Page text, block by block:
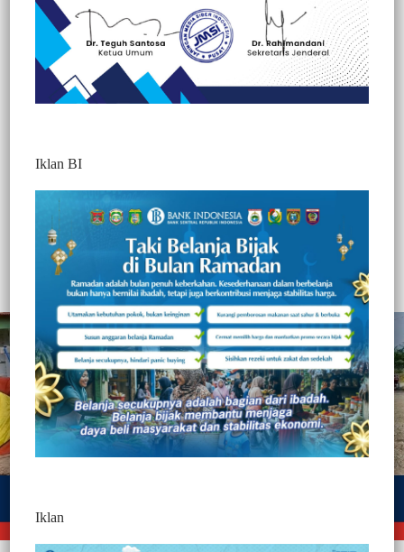
27 Ekor Kurban Disembelih Oleh
Karyawan PT Mul, Komisaris Utama
Sumbang 1 Ekor Sapi
Redaksi Jurnaltivi
2 Min Baca
Jumat, 6 Juni 2025
420
Iklan BI
Iklan